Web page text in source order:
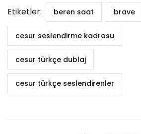
Etiketler: beren saat brave
cesur seslendirme kadrosu
cesur türkçe dublaj
cesur türkçe seslendirenler